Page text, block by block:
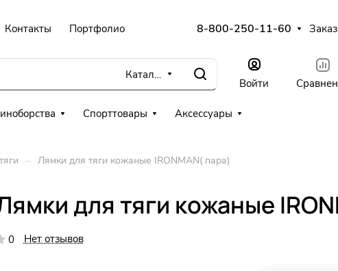
Контакты Портфолио 8-800-250-11-60
Каталог
Войти
Спорттовары Аксессуары
– Лямки для тяги кожаные IRONMAN( пара)
для тяги кожаные
0 Нет отзывов